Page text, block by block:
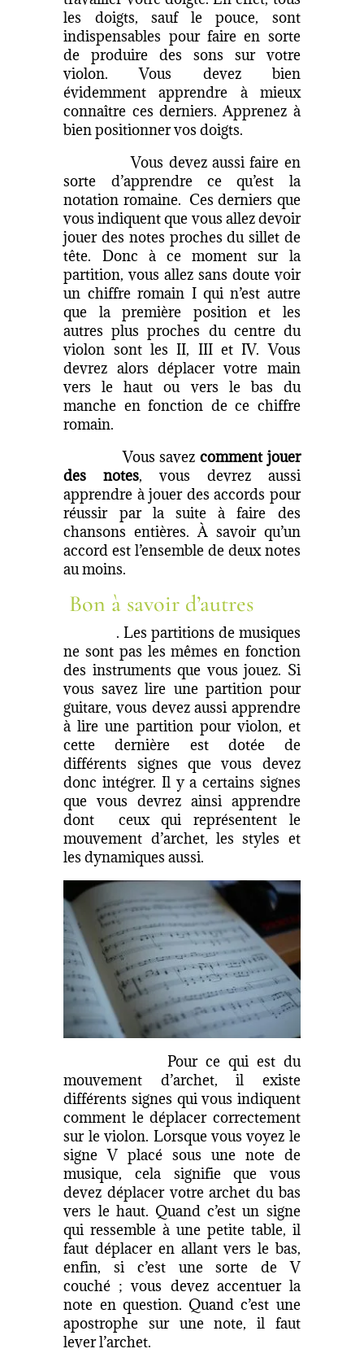
les doigts, sauf le pouce, sont
indispensables pour faire en sorte
de produire des sons sur votre
violon. Vous devez bien
évidemment apprendre à mieux
connaître ces derniers. Apprenez à
bien positionner vos doigts.
Vous devez aussi faire en
sorte d’apprendre ce qu’est la
notation romaine. Ces derniers que
vous indiquent que vous allez devoir
jouer des notes proches du sillet de
tête. Donc à ce moment sur la
partition, vous allez sans doute voir
un chiffre romain I qui n’est autre
que la première position et les
autres plus proches du centre du
violon sont les II, III et IV. Vous
devrez alors déplacer votre main
vers le haut ou vers le bas du
manche en fonction de ce chiffre
romain.
Vous savezcomment jouer
des notes, vous devrez aussi
apprendre à jouer des accords pour
réussir par la suite à faire des
chansons entières. À savoir qu’un
accord est l’ensemble de deux notes
au moins.
Bon à savoir d’autres
. Les partitions de musiques
ne sont pas les mêmes en fonction
des instruments que vous jouez. Si
vous savez lire une partition pour
guitare, vous devez aussi apprendre
à lire une partition pour violon, et
cette dernière est dotée de
différents signes que vous devez
donc intégrer. Il y a certains signes
que vous devrez ainsi apprendre
dont ceux qui représentent le
mouvement d’archet, les styles et
les dynamiques aussi.
Pour ce qui est du
mouvement d’archet, il existe
différents signes qui vous indiquent
comment le déplacer correctement
sur le violon. Lorsque vous voyez le
signe V placé sous une note de
musique, cela signifie que vous
devez déplacer votre archet du bas
vers le haut. Quand c’est un signe
qui ressemble à une petite table, il
faut déplacer en allant vers le bas,
enfin, si c’est une sorte de V
couché ; vous devez accentuer la
note en question. Quand c’est une
apostrophe sur une note, il faut
lever l’archet.